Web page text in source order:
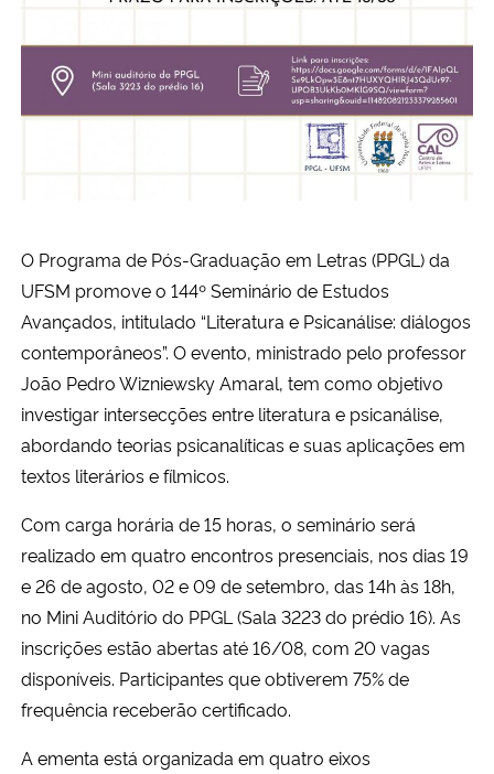
Banco Central do Brasil
O Programa de Pós-Graduação em Letras (PPGL) da
UFSM promove o 144º Seminário de Estudos
Avançados, intitulado “Literatura e Psicanálise: diálogos
contemporâneos”. O evento, ministrado pelo professor
João Pedro Wizniewsky Amaral, tem como objetivo
investigar intersecções entre literatura e psicanálise,
abordando teorias psicanalíticas e suas aplicações em
textos literários e fílmicos.
Com carga horária de 15 horas, o seminário será
realizado em quatro encontros presenciais, nos dias 19
e 26 de agosto, 02 e 09 de setembro, das 14h às 18h,
no Mini Auditório do PPGL (Sala 3223 do prédio 16). As
inscrições estão abertas até 16/08, com 20 vagas
disponíveis. Participantes que obtiverem 75% de
frequência receberão certificado.
A ementa está organizada em quatro eixos